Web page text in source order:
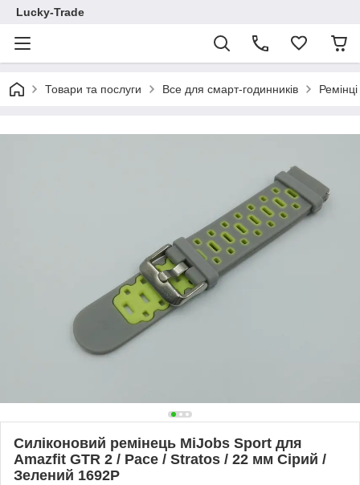
Lucky-Trade
Товари та послуги Все для смарт-годинників
Силіконовий ремінець MiJobs Sport для
Amazfit GTR 2 / Pace / Stratos / 22 мм Сірий /
Зелений 1692P